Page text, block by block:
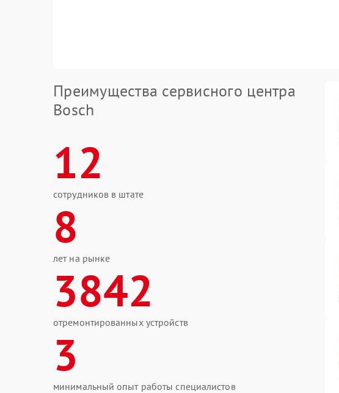
Преимущества сервисного центра
Bosch
12
сотрудников в штате
8
лет на рынке
3842
отремонтированных устройств
3
минимальный опыт работы специалистов